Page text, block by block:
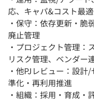
応、キャパ&コスト最
・保守：依存更新・脆
廃止管理
・プロジェクト管理：
リスク管理、ベンダー
・他PJレビュー：設
準化・再利用推進
・組織：採用・育成・